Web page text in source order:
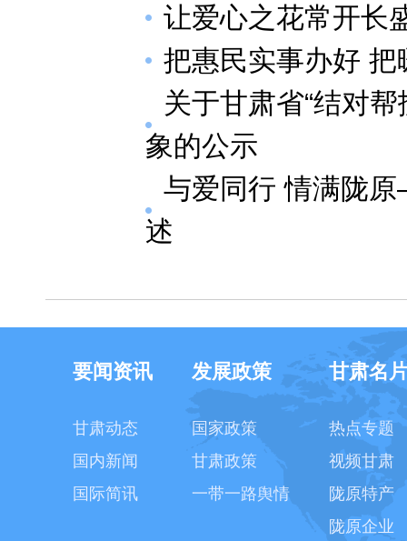
让爱心之花常开长
把惠民实事办好 把
关于甘肃省“结对
象的公示
与爱同行 情满陇
述
要闻资讯
甘肃动态
国内新闻
国际简讯
发展政策
国家政策
甘肃政策
一带一路舆情
甘肃名
热点专题
视频甘肃
陇原特产
陇原企业